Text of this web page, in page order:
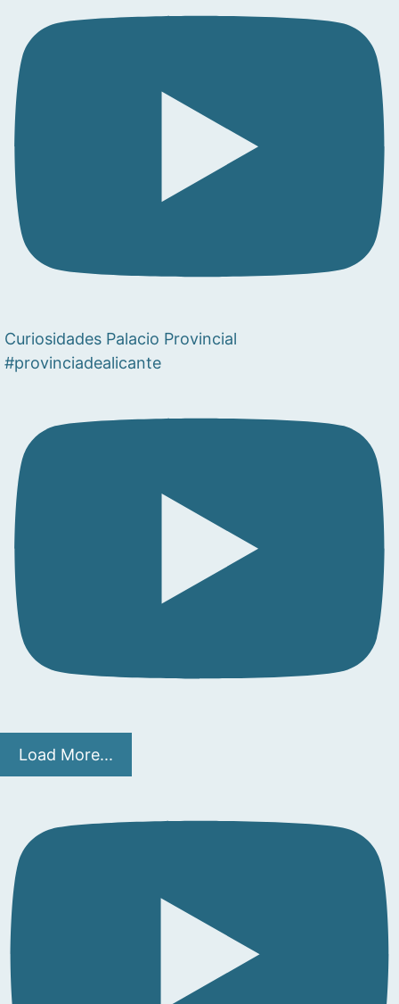
Curiosidades Palacio Provincial
#provinciadealicante
Load More...